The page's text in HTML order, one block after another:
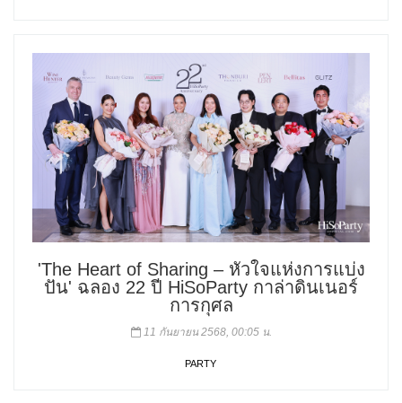
'The Heart of Sharing – หัวใจแห่งการแบ่ง
ปัน' ฉลอง 22 ปี HiSoParty กาล่าดินเนอร์
การกุศล
11 กันยายน 2568, 00:05 น.
PARTY